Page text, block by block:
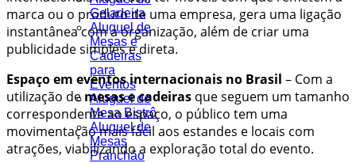
Geladeira
Aluguel de
Mesas e
Cadeiras
para
Eventos
Aluguel de
Mesa Bistrô
Aluguel de
Mesas
Pranchão
marca ou o produto de uma empresa, gera uma ligação
instantânea com a organização, além de criar uma
publicidade simples e direta.
Espaço em eventos internacionais no Brasil – Com a
utilização demesas e cadeiras que seguem um tamanho
correspondente ao espaço, o público tem uma
movimentação mais fácil aos estandes e locais com
atrações, viabilizando a exploração total do evento.